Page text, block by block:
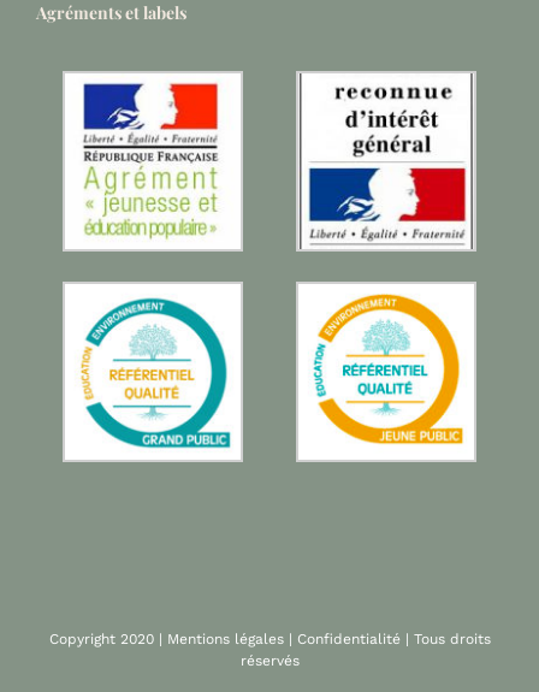
Agréments et labels
Copyright 2020 | Mentions légales| Confidentialité| Tous droits
réservés